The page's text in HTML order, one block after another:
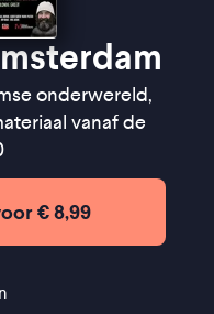
onderwereld,
vanaf de
€ 8,99